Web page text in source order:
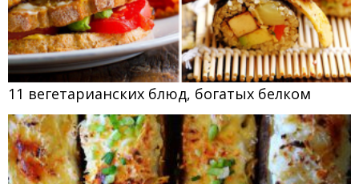
11 вегетарианских блюд, богатых белком